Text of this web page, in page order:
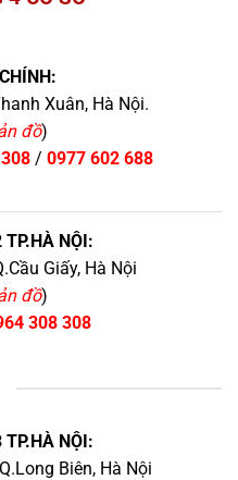
Xuân, Hà Nội.
đồ)
/ 0977 602 688
TP.HÀ NỘI:
Giấy, Hà Nội
đồ)
308 308
TP.HÀ NỘI:
Biên, Hà Nội